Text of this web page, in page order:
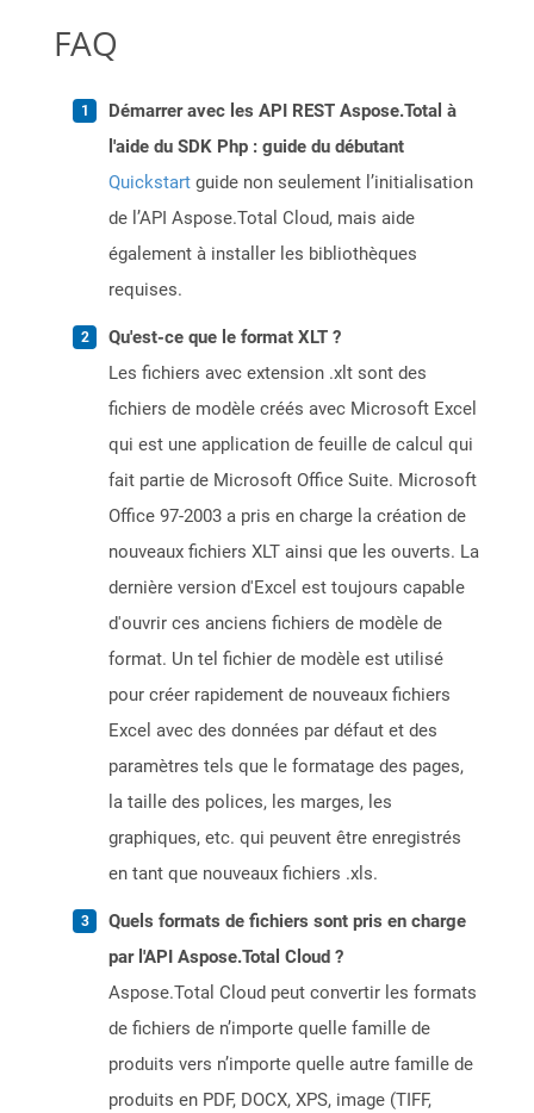
FAQ
Démarrer avec les API REST Aspose.Total à
l'aide du SDK Php : guide du débutant
Quickstart guide non seulement l’initialisation
de l’API Aspose.Total Cloud, mais aide
également à installer les bibliothèques
requises.
Qu'est-ce que le format XLT ?
Les fichiers avec extension .xlt sont des
fichiers de modèle créés avec Microsoft Excel
qui est une application de feuille de calcul qui
fait partie de Microsoft Office Suite. Microsoft
Office 97-2003 a pris en charge la création de
nouveaux fichiers XLT ainsi que les ouverts. La
dernière version d'Excel est toujours capable
d'ouvrir ces anciens fichiers de modèle de
format. Un tel fichier de modèle est utilisé
pour créer rapidement de nouveaux fichiers
Excel avec des données par défaut et des
paramètres tels que le formatage des pages,
la taille des polices, les marges, les
graphiques, etc. qui peuvent être enregistrés
en tant que nouveaux fichiers .xls.
Quels formats de fichiers sont pris en charge
par l'API Aspose.Total Cloud ?
Aspose.Total Cloud peut convertir les formats
de fichiers de n’importe quelle famille de
produits vers n’importe quelle autre famille de
produits en PDF, DOCX, XPS, image (TIFF,